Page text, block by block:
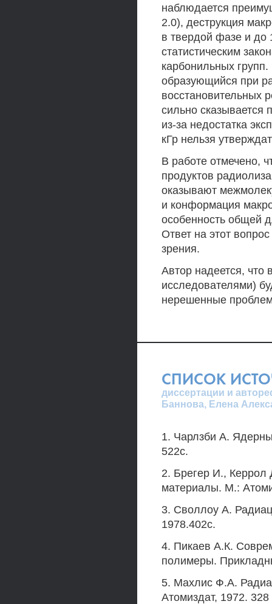
наблюдается
2.0), деструкция
в твердой фазе и до
статистическим
карбонильных
образующийся при
восстановительных
сильно
из-за недостатка
кГр нельзя
В работе отмечено,
продуктов
оказывают
и конформация
особенность общей
Ответ на этот
зрения.
Автор надеется, что
исследователями)
нерешенные
СПИСОК
диссертации и
Баннова, Елена
1. Чарлзби А.
522с.
2. Брегер И., Керрол
материалы. М.:
3. Своллоу А.
1978.402с.
4. Пикаев А.К.
полимеры.
5. Махлис Ф.А.
Атомиздат, 1972. 328